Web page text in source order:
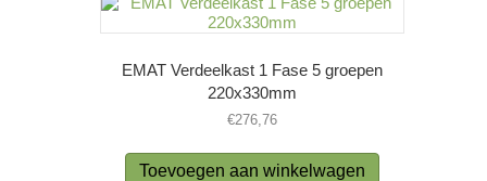
EMAT Verdeelkast 1 Fase 5 groepen
220x330mm
€276,76
Toevoegen aan winkelwagen